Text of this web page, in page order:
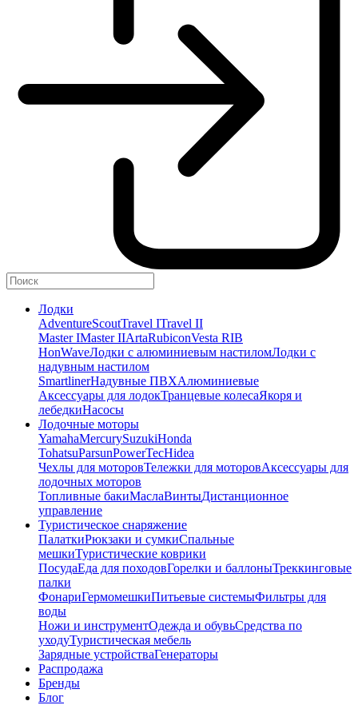
Лодки
AdventureScoutTravel ITravel II
Master IMaster IIArtaRubiconVesta RIB
HonWaveЛодки с алюминиевым настиломЛодки с
надувным настилом
SmartlinerНадувные ПВХАлюминиевые
Аксессуары для лодокТранцевые колесаЯкоря и
лебедкиНасосы
Лодочные моторы
YamahaMercurySuzukiHonda
TohatsuParsunPowerTecHidea
Чехлы для моторовТележки для моторовАксессуары для
лодочных моторов
Топливные бакиМаслаВинтыДистанционное
управление
Туристическое снаряжение
ПалаткиРюкзаки и сумкиСпальные
мешкиТуристические коврики
ПосудаЕда для походовГорелки и баллоныТреккинговые
палки
ФонариГермомешкиПитьевые системыФильтры для
воды
Ножи и инструментОдежда и обувьСредства по
уходуТуристическая мебель
Зарядные устройстваГенераторы
Распродажа
Бренды
Блог